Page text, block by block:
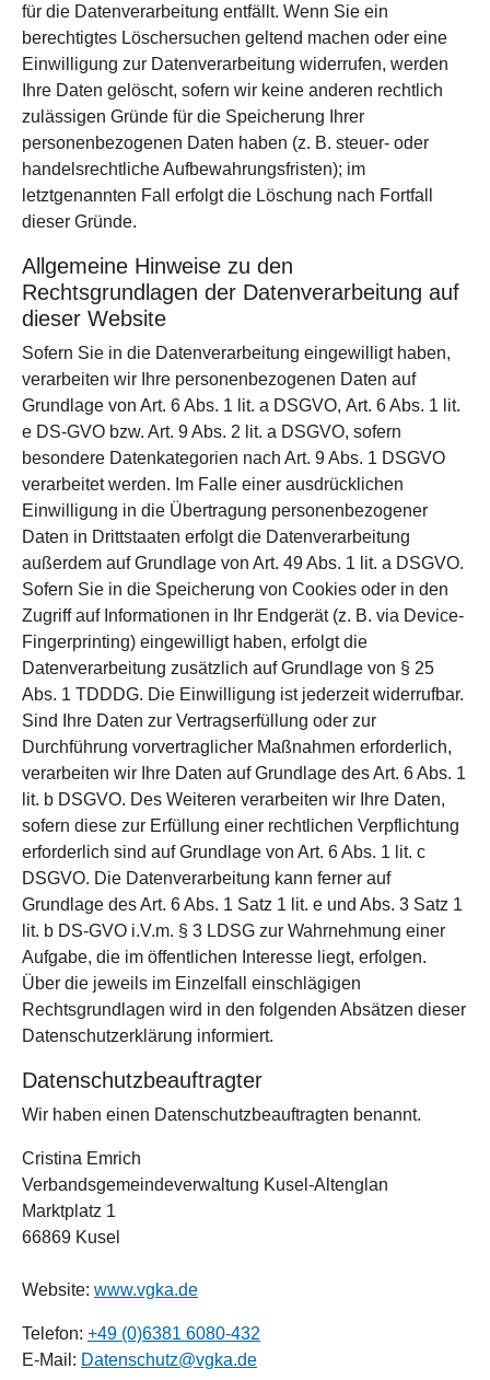
für die Datenverarbeitung entfällt. Wenn Sie ein
berechtigtes Löschersuchen geltend machen oder eine
Einwilligung zur Datenverarbeitung widerrufen, werden
Ihre Daten gelöscht, sofern wir keine anderen rechtlich
zulässigen Gründe für die Speicherung Ihrer
personenbezogenen Daten haben (z. B. steuer- oder
handelsrechtliche Aufbewahrungsfristen); im
letztgenannten Fall erfolgt die Löschung nach Fortfall
dieser Gründe.
Allgemeine Hinweise zu den
Rechtsgrundlagen der Datenverarbeitung auf
dieser Website
Sofern Sie in die Datenverarbeitung eingewilligt haben,
verarbeiten wir Ihre personenbezogenen Daten auf
Grundlage von Art. 6 Abs. 1 lit. a DSGVO, Art. 6 Abs. 1 lit.
e DS-GVO bzw. Art. 9 Abs. 2 lit. a DSGVO, sofern
besondere Datenkategorien nach Art. 9 Abs. 1 DSGVO
verarbeitet werden. Im Falle einer ausdrücklichen
Einwilligung in die Übertragung personenbezogener
Daten in Drittstaaten erfolgt die Datenverarbeitung
außerdem auf Grundlage von Art. 49 Abs. 1 lit. a DSGVO.
Sofern Sie in die Speicherung von Cookies oder in den
Zugriff auf Informationen in Ihr Endgerät (z. B. via Device-
Fingerprinting) eingewilligt haben, erfolgt die
Datenverarbeitung zusätzlich auf Grundlage von § 25
Abs. 1 TDDDG. Die Einwilligung ist jederzeit widerrufbar.
Sind Ihre Daten zur Vertragserfüllung oder zur
Durchführung vorvertraglicher Maßnahmen erforderlich,
verarbeiten wir Ihre Daten auf Grundlage des Art. 6 Abs. 1
lit. b DSGVO. Des Weiteren verarbeiten wir Ihre Daten,
sofern diese zur Erfüllung einer rechtlichen Verpflichtung
erforderlich sind auf Grundlage von Art. 6 Abs. 1 lit. c
DSGVO. Die Datenverarbeitung kann ferner auf
Grundlage des Art. 6 Abs. 1 Satz 1 lit. e und Abs. 3 Satz 1
lit. b DS-GVO i.V.m. § 3 LDSG zur Wahrnehmung einer
Aufgabe, die im öffentlichen Interesse liegt, erfolgen.
Über die jeweils im Einzelfall einschlägigen
Rechtsgrundlagen wird in den folgenden Absätzen dieser
Datenschutzerklärung informiert.
Datenschutz­beauftragter
Wir haben einen Datenschutzbeauftragten benannt.
Cristina Emrich
Verbandsgemeindeverwaltung Kusel-Altenglan
Marktplatz 1
66869 Kusel
Website: www.vgka.de
Telefon: +49 (0)6381 6080-432
E-Mail: Datenschutz@vgka.de